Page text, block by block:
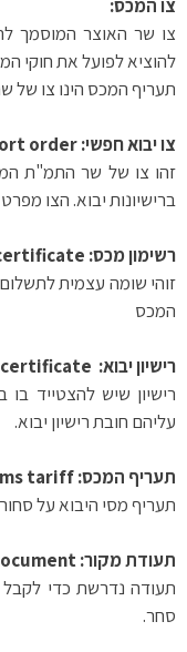
צו המכס:
צו שר האוצר המוסמך
להוציא לפועל את חוקי
תעריף המכס הינו צו של
צו יבוא חפשי:
order
זהו צו של שר התמ"ת
ברישיונות יבוא.הצו
רשימון מכס:
זוהי שומה עצמית
המכס
רישיון יבוא:
רישיון שיש להצטייד
עליהם חובת רישיון יבוא.
תעריף המכס:
tariff
תעריף מסי היבוא על
תעודתמקור:
תעודה נדרשת כדי
סחר.